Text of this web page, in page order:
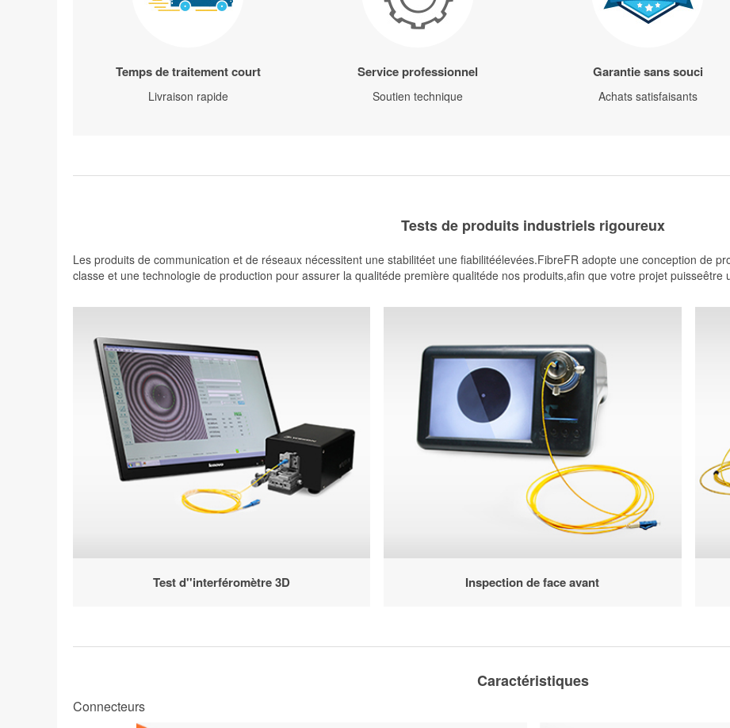
Temps de traitement court
Livraison rapide
Service professionnel
Soutien technique
Garantie sans souci
Achats satisfaisants
Tests de produits industriels rigoureux
Les produits de communication et de réseaux nécessitent une stabilitéet une fiabilitéélevées.FibreFR adopte une conception de
classe et une technologie de production pour assurer la qualitéde première qualitéde nos produits,afin que votre projet puisseêtre
Test d''interféromètre 3D Inspection de face avant
Caractéristiques
Connecteurs